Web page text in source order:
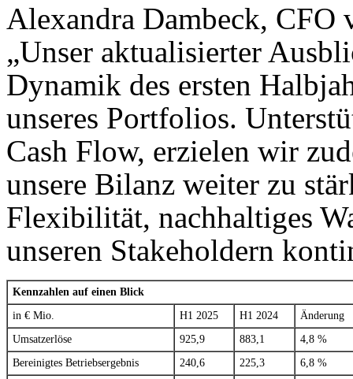
Alexandra Dambeck, CFO
„Unser aktualisierter
Dynamik des ersten
unseres Portfolios.
Cash Flow, erzielen wir
unsere Bilanz weiter zu
Flexibilität, nachhaltiges
unseren Stakeholdern
Kennzahlen auf einen Blick
in € Mio.
H1 2025 H1 2024
Änderung
Umsatzerlöse
925,9 883,1
4,8 %
Bereinigtes Betriebsergebnis
240,6 225,3
6,8 %